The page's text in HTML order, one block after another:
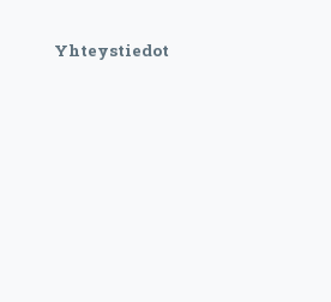
Yhteystiedot